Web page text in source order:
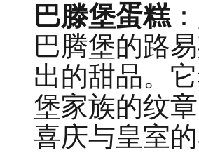
巴滕堡蛋糕
巴腾堡的路
出的甜品。
堡家族的纹
喜庆与皇室的